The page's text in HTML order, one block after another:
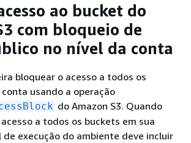
ao bucket do
com bloqueio de
no nível da conta
bloquear o acesso a todos os
usando a operação
do Amazon S3. Quando
a todos os buckets em sua
de execução do ambiente deve incluir